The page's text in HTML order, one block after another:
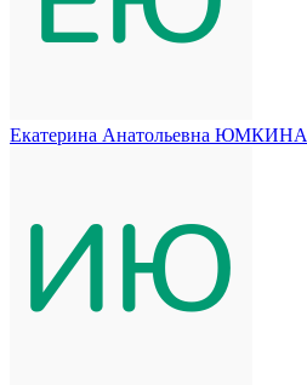
Екатерина Анатольевна ЮМКИНА